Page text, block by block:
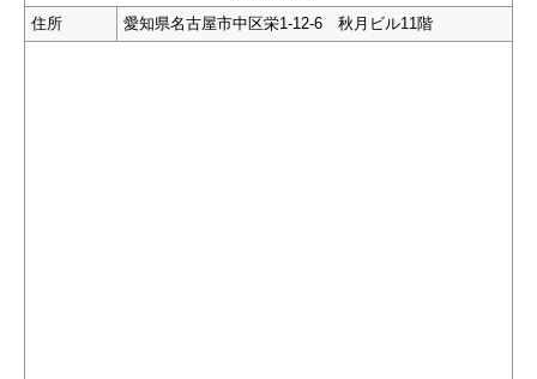
住所
愛知県名古屋市中区栄1-12-6 秋月ビル11階